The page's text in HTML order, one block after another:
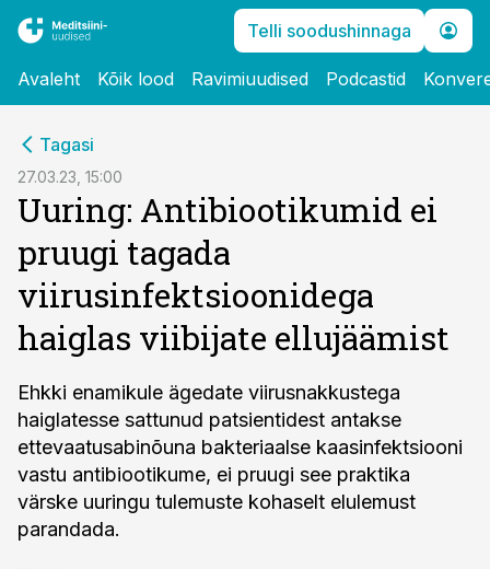
Telli soodushinnaga
Avaleht Kõik lood Ravimiuudised Podcastid
Tagasi
27.03.23, 15:00
Uuring: Antibiootikumid ei
pruugi tagada
viirusinfektsioonidega
haiglas viibijate ellujäämist
Ehkki enamikule ägedate viirusnakkustega
haiglatesse sattunud patsientidest antakse
ettevaatusabinõuna bakteriaalse kaasinfektsiooni
vastu antibiootikume, ei pruugi see praktika
värske uuringu tulemuste kohaselt elulemust
parandada.